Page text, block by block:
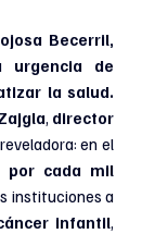
Becerril,
urgencia de
, director
en el
por cada mil
instituciones a
infantil,